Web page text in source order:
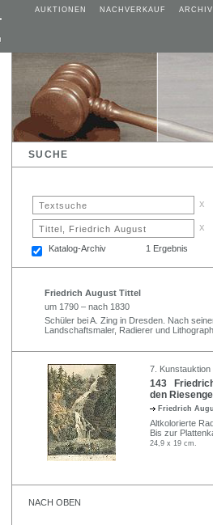
AUKTIONEN NACHVERKAUF ARCHIV
SUCHE
x
x
Katalog-Archiv 1 Ergebnis
Friedrich August Tittel
um 1790 – nach 1830
Schüler bei A. Zing in Dresden. Nach
Landschaftsmaler, Radierer und
7.
143
den
Friedrich
Altkolorierte
Bis zur
24,9 x 19 cm.
NACH OBEN